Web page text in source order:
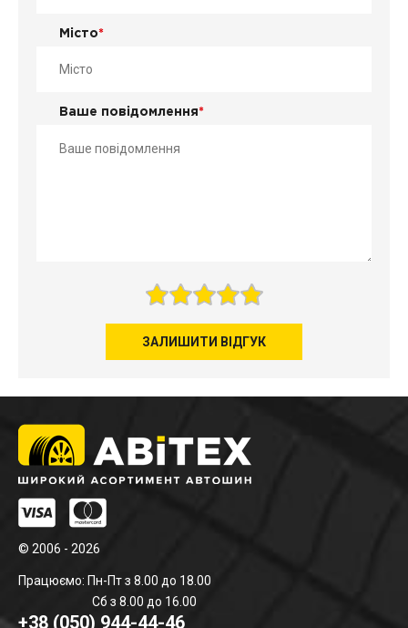
Місто*
Ваше повідомлення*
ЗАЛИШИТИ ВІДГУК
© 2006 - 2026
Працюємо: Пн-Пт з 8.00 до 18.00
Сб з 8.00 до 16.00
+38 (050) 944-44-46